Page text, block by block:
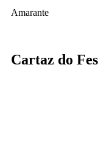
Amarante
Cartaz do